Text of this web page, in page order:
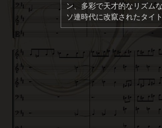
ン、多彩で天才的なリズム
ソ連時代に改竄されたタイ